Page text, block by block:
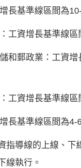
長基準線區間為
工資增長基準線區
和郵政業：工資增
工資增長基準線區
長基準線區間為4-
指導線的上線、下
線執行。